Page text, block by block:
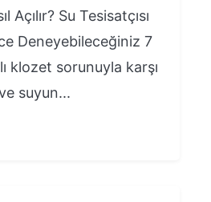
Açılır? Su Tesisatçısı
Deneyebileceğiniz 7
klozet sorunuyla karşı
suyun...